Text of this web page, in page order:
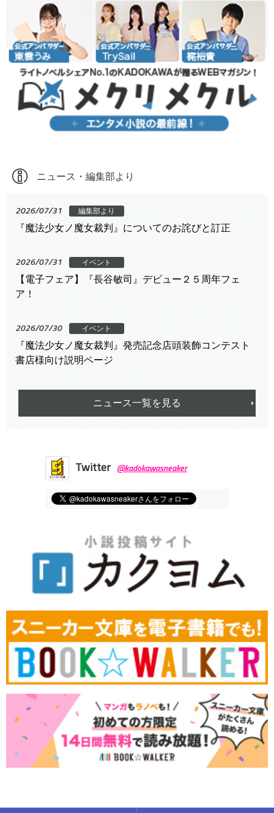
ニュース・編集部より
2026/07/31 編集部より
『魔法少女ノ魔女裁判』についてのお詫びと訂正
2026/07/31 イベント
【電子フェア】『長谷敏司』デビュー２５周年フェ
ア！
2026/07/30 イベント
『魔法少女ノ魔女裁判』発売記念店頭装飾コンテスト
書店様向け説明ページ
ニュース一覧を見る
Twitter @kadokawasneaker